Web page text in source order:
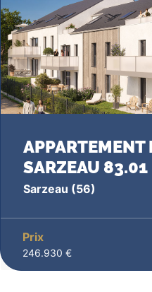
APPARTEMENT
SARZEAU 83.01
Sarzeau (56)
Prix
246.930 €